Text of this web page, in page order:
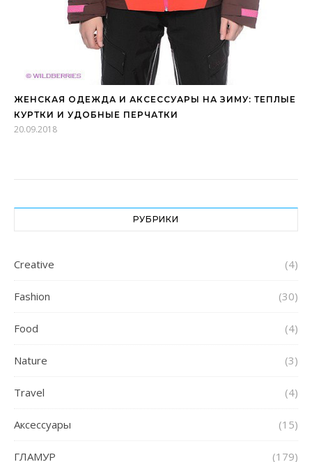
ЖЕНСКАЯ ОДЕЖДА И АКСЕССУАРЫ НА ЗИМУ: ТЕПЛЫЕ
КУРТКИ И УДОБНЫЕ ПЕРЧАТКИ
20.09.2018
РУБРИКИ
Creative (4)
Fashion (30)
Food (4)
Nature (3)
Travel (4)
Аксессуары (15)
ГЛАМУР (179)